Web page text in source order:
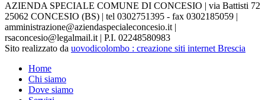
AZIENDA SPECIALE COMUNE DI CONCESIO | via Battisti 72
25062 CONCESIO (BS) | tel 0302751395 - fax 0302185059 |
amministrazione@aziendaspecialeconcesio.it |
rsaconcesio@legalmail.it | P.I. 02248580983
Sito realizzato da uovodicolombo : creazione siti internet Brescia
Home
Chi siamo
Dove siamo